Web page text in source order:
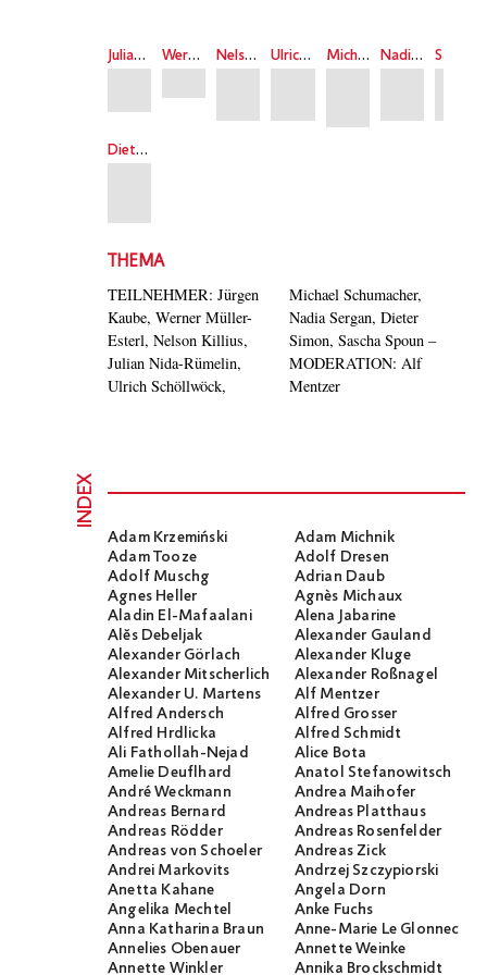
Julian Nida-Rümelin Werner Müller-Esterl Nelson Killius Ulrich Schöllwöck Michael Schumacher Nadia Sergan
Dieter Simon
THEMA
TEILNEHMER: Jürgen
Kaube, Werner Müller-
Esterl, Nelson Killius,
Julian Nida-Rümelin,
Ulrich Schöllwöck,
Michael Schumacher,
Nadia Sergan, Dieter
Simon, Sascha Spoun –
MODERATION: Alf
Mentzer
INDEX
Adam Krzemiński
Adam Michnik
Adam Tooze
Adolf Dresen
Adolf Muschg
Adrian Daub
Agnes Heller
Agnès Michaux
Aladin El-Mafaalani
Alena Jabarine
Alĕs Debeljak
Alexander Gauland
Alexander Görlach
Alexander Kluge
Alexander Mitscherlich
Alexander Roßnagel
Alexander U. Martens
Alf Mentzer
Alfred Andersch
Alfred Grosser
Alfred Hrdlicka
Alfred Schmidt
Ali Fathollah-Nejad
Alice Bota
Amelie Deuflhard
Anatol Stefanowitsch
André Weckmann
Andrea Maihofer
Andreas Bernard
Andreas Platthaus
Andreas Rödder
Andreas Rosenfelder
Andreas von Schoeler
Andreas Zick
Andrei Markovits
Andrzej Szczypiorski
Anetta Kahane
Angela Dorn
Angelika Mechtel
Anke Fuchs
Anna Katharina Braun
Anne-Marie Le Glonnec
Annelies Obenauer
Annette Weinke
Annette Winkler
Annika Brockschmidt